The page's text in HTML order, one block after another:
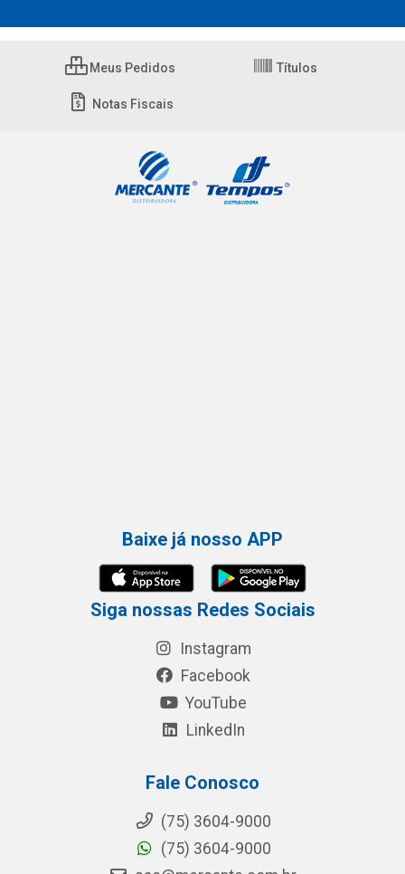
Meus Pedidos Títulos
Notas Fiscais
Baixe já nosso APP
Siga nossas Redes Sociais
Instagram
Facebook
YouTube
LinkedIn
Fale Conosco
(75) 3604-9000
(75) 3604-9000